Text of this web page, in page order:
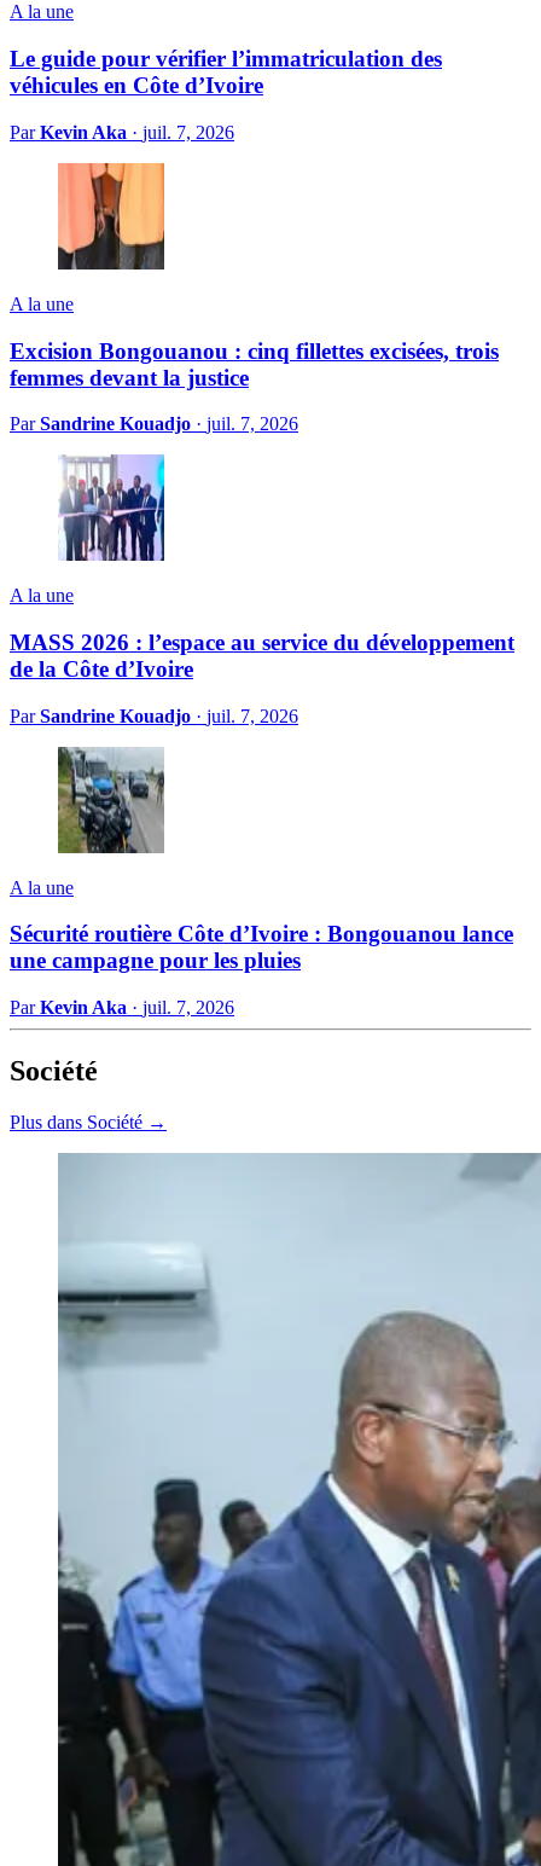
A la une
Le guide pour vérifier l’immatriculation des
véhicules en Côte d’Ivoire
ParKevin Aka · juil. 7, 2026
A la une
Excision Bongouanou : cinq fillettes excisées, trois
femmes devant la justice
ParSandrine Kouadjo · juil. 7, 2026
A la une
MASS 2026 : l’espace au service du développement
de la Côte d’Ivoire
ParSandrine Kouadjo · juil. 7, 2026
A la une
Sécurité routière Côte d’Ivoire : Bongouanou lance
une campagne pour les pluies
ParKevin Aka · juil. 7, 2026
Société
Plus dans Société →